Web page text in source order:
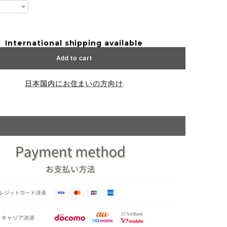
International shipping available
Add to cart
日本国内にお住まいの方向け